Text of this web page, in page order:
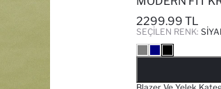
2299.99 TL
SEÇILEN RENK: